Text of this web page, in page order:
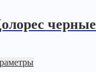
черные